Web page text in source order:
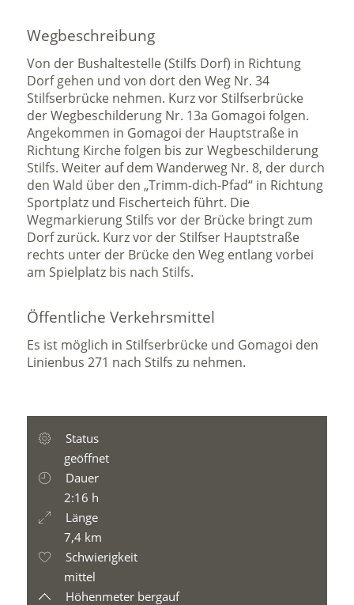
Wegbeschreibung
Von der Bushaltestelle (Stilfs Dorf) in Richtung
Dorf gehen und von dort den Weg Nr. 34
Stilfserbrücke nehmen. Kurz vor Stilfserbrücke
der Wegbeschilderung Nr. 13a Gomagoi folgen.
Angekommen in Gomagoi der Hauptstraße in
Richtung Kirche folgen bis zur Wegbeschilderung
Stilfs. Weiter auf dem Wanderweg Nr. 8, der durch
den Wald über den „Trimm-dich-Pfad“ in Richtung
Sportplatz und Fischerteich führt. Die
Wegmarkierung Stilfs vor der Brücke bringt zum
Dorf zurück. Kurz vor der Stilfser Hauptstraße
rechts unter der Brücke den Weg entlang vorbei
am Spielplatz bis nach Stilfs.
Öffentliche Verkehrsmittel
Es ist möglich in Stilfserbrücke und Gomagoi den
Linienbus 271 nach Stilfs zu nehmen.
Status
geöffnet
Dauer
2:16 h
Länge
7,4 km
Schwierigkeit
mittel
Höhenmeter bergauf